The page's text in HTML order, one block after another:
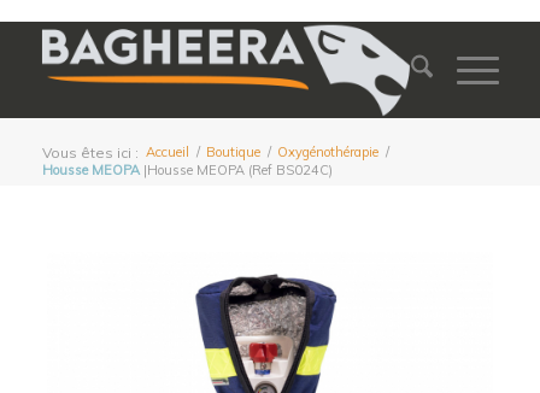
Vous êtes ici : Accueil / Boutique / Oxygénothérapie /
Housse MEOPA |Housse MEOPA (Ref BS024C)